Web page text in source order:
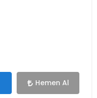
Hemen Al